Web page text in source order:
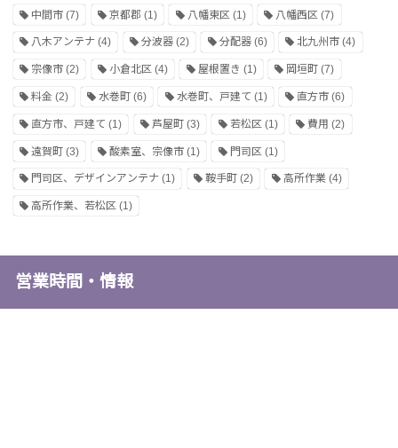
中間市 (7) 京都郡 (1) 八幡東区 (1) 八幡西区 (7)
八木アンテナ (4) 分波器(2) 分配器(6) 北九州市 (4)
宗像市 (2) 小倉北区(4) 屋根置き (1) 岡垣町 (7)
料金 (2) 水巻町(6) 水巻町、戸建て (1) 直方市 (6)
直方市、戸建て (1) 芦屋町(3) 若松区 (1) 費用 (2)
遠賀町 (3) 酸素室、宗像市(1) 門司区 (1)
門司区、デザインアンテナ (1) 鞍手町(2) 高所作業(4)
高所作業、若松区 (1)
営業時間・情報